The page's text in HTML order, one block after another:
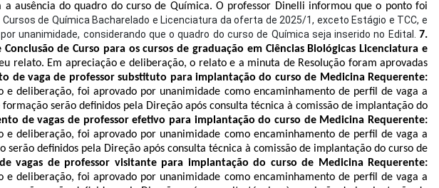
ausência do quadro do curso de Química. O professor Dinelli informou que o ponto foi
de Química Bacharelado e Licenciatura da oferta de 2025/1, exceto Estágio e TCC, e
unanimidade, considerando que o quadro do curso de Química seja inserido no Edital. 7.
de Curso para os cursos de graduação em Ciências Biológicas Licenciatura e
relato. Em apreciação e deliberação, o relato e a minuta de Resolução foram aprovadas
de vaga de professor substituto para implantação do curso de Medicina Requerente:
e deliberação, foi aprovado por unanimidade como encaminhamento de perfil de vaga a
serão definidos pela Direção após consulta técnica à comissão de implantação do
de vagas de professor efetivo para implantação do curso de Medicina Requerente:
e deliberação, foi aprovado por unanimidade como encaminhamento de perfil de vaga a
definidos pela Direção após consulta técnica à comissão de implantação do curso de
vagas de professor visitante para implantação do curso de Medicina Requerente:
e deliberação, foi aprovado por unanimidade como encaminhamento de perfil de vaga a